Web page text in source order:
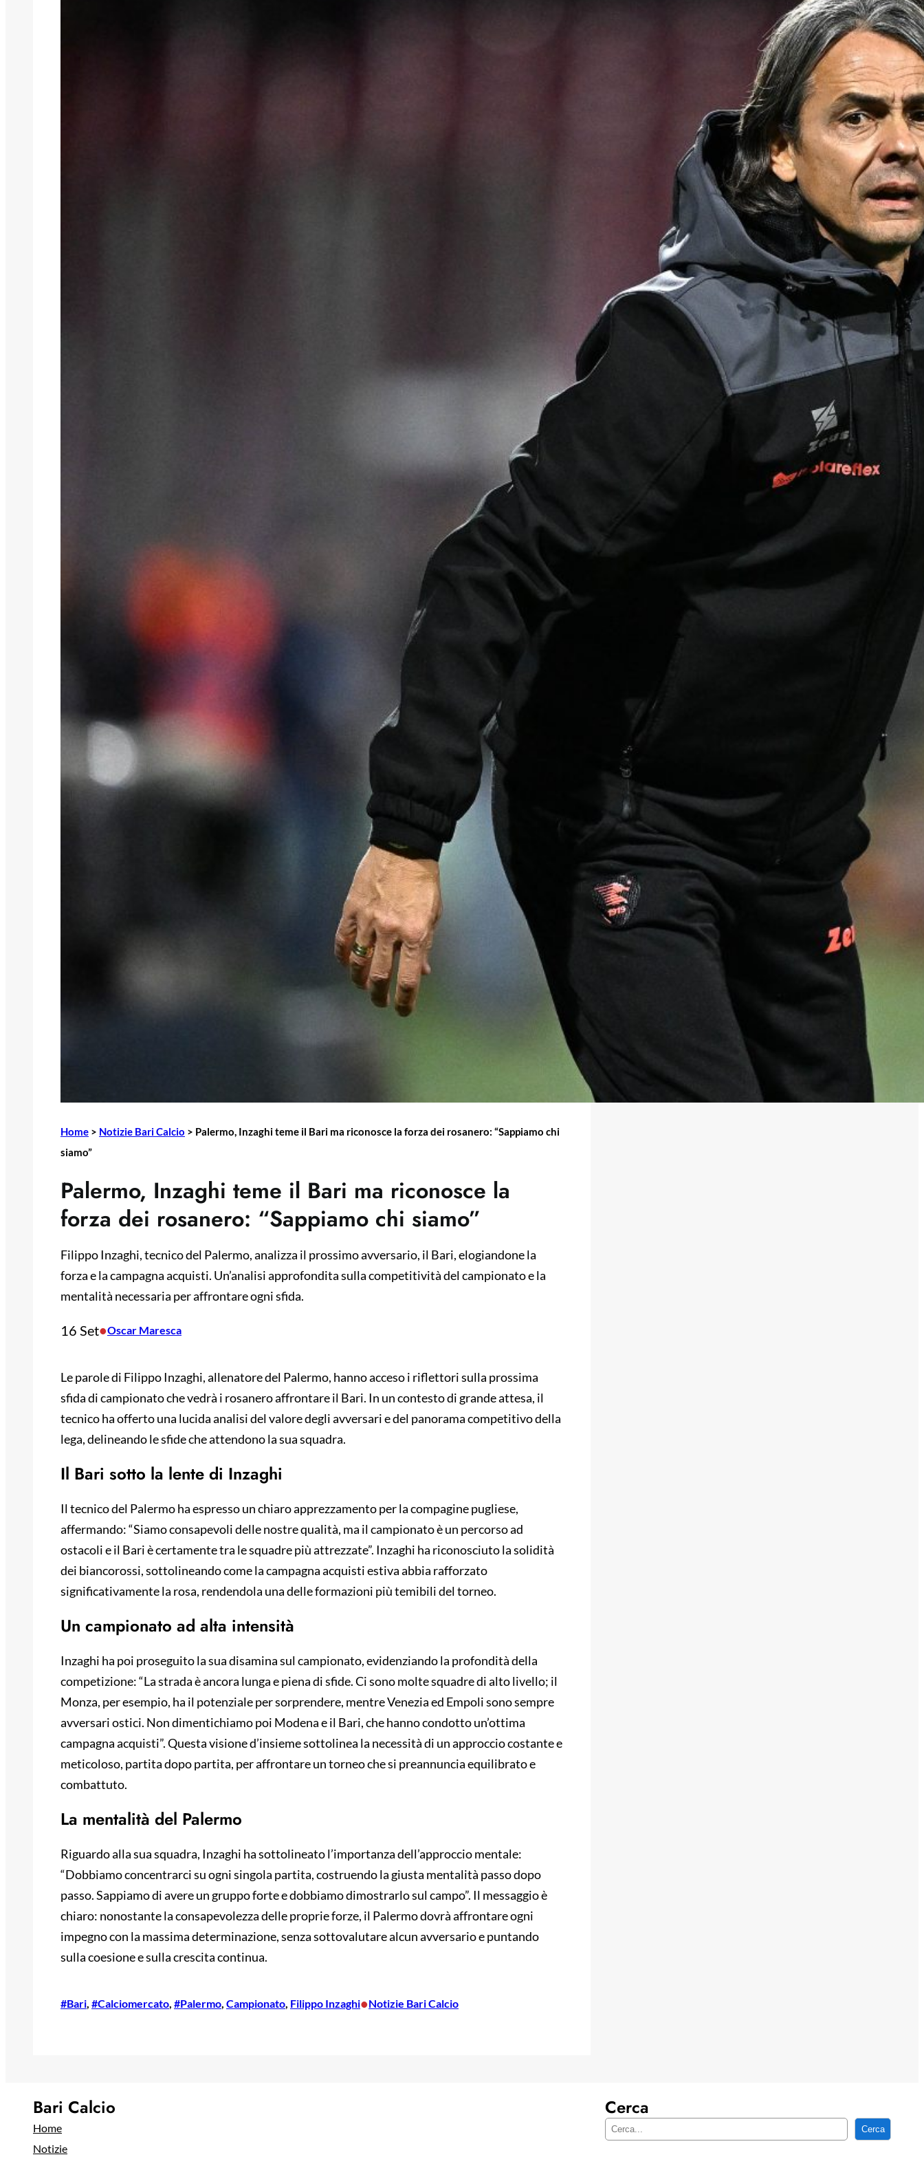
Home > Notizie Bari Calcio > Palermo, Inzaghi teme il Bari ma riconosce la forza dei rosanero: “Sappiamo chi
siamo”
Palermo, Inzaghi teme il Bari ma riconosce la
forza dei rosanero: “Sappiamo chi siamo”
Filippo Inzaghi, tecnico del Palermo, analizza il prossimo avversario, il Bari, elogiandone la
forza e la campagna acquisti. Un’analisi approfondita sulla competitività del campionato e la
mentalità necessaria per affrontare ogni sfida.
16 Set•Oscar Maresca
Le parole di Filippo Inzaghi, allenatore del Palermo, hanno acceso i riflettori sulla prossima
sfida di campionato che vedrà i rosanero affrontare il Bari. In un contesto di grande attesa, il
tecnico ha offerto una lucida analisi del valore degli avversari e del panorama competitivo della
lega, delineando le sfide che attendono la sua squadra.
Il Bari sotto la lente di Inzaghi
Il tecnico del Palermo ha espresso un chiaro apprezzamento per la compagine pugliese,
affermando: “Siamo consapevoli delle nostre qualità, ma il campionato è un percorso ad
ostacoli e il Bari è certamente tra le squadre più attrezzate”. Inzaghi ha riconosciuto la solidità
dei biancorossi, sottolineando come la campagna acquisti estiva abbia rafforzato
significativamente la rosa, rendendola una delle formazioni più temibili del torneo.
Un campionato ad alta intensità
Inzaghi ha poi proseguito la sua disamina sul campionato, evidenziando la profondità della
competizione: “La strada è ancora lunga e piena di sfide. Ci sono molte squadre di alto livello; il
Monza, per esempio, ha il potenziale per sorprendere, mentre Venezia ed Empoli sono sempre
avversari ostici. Non dimentichiamo poi Modena e il Bari, che hanno condotto un’ottima
campagna acquisti”. Questa visione d’insieme sottolinea la necessità di un approccio costante e
meticoloso, partita dopo partita, per affrontare un torneo che si preannuncia equilibrato e
combattuto.
La mentalità del Palermo
Riguardo alla sua squadra, Inzaghi ha sottolineato l’importanza dell’approccio mentale:
“Dobbiamo concentrarci su ogni singola partita, costruendo la giusta mentalità passo dopo
passo. Sappiamo di avere un gruppo forte e dobbiamo dimostrarlo sul campo”. Il messaggio è
chiaro: nonostante la consapevolezza delle proprie forze, il Palermo dovrà affrontare ogni
impegno con la massima determinazione, senza sottovalutare alcun avversario e puntando
sulla coesione e sulla crescita continua.
#Bari, #Calciomercato, #Palermo, Campionato, Filippo Inzaghi•Notizie Bari Calcio
Ripescaggio in Serie B per il Bari: la
speranza è legata alla crisi della Juve
Futuro Bari, Leccese a De Laurentiis:
“Serve un piano industriale serio,
non siamo una seconda squadra”
27 Maggio 2026
Bari Calcio
Home
Notizie
Cerca
C
Cerca